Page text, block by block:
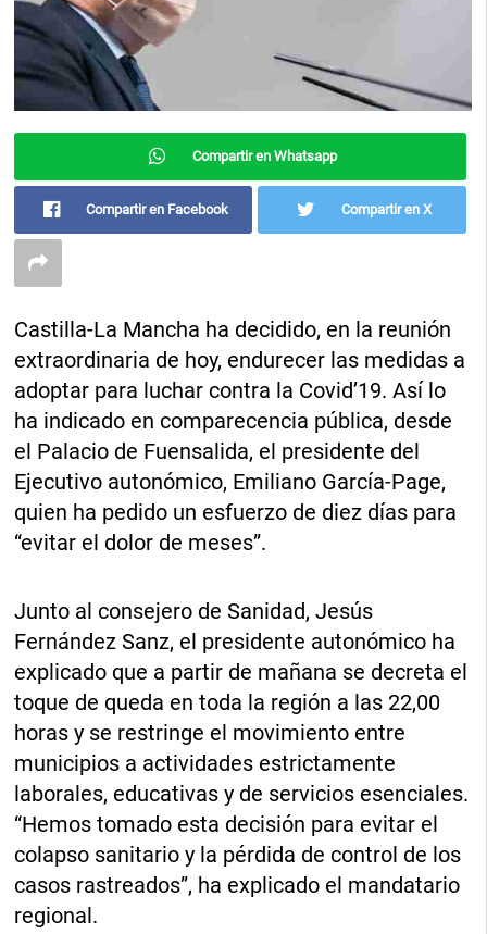
Compartir en Whatsapp
Compartir en Facebook Compartir en X
Castilla-La Mancha ha decidido, en la reunión
extraordinaria de hoy, endurecer las medidas a
adoptar para luchar contra la Covid’19. Así lo
ha indicado en comparecencia pública, desde
el Palacio de Fuensalida, el presidente del
Ejecutivo autonómico, Emiliano García-Page,
quien ha pedido un esfuerzo de diez días para
“evitar el dolor de meses”.
Junto al consejero de Sanidad, Jesús
Fernández Sanz, el presidente autonómico ha
explicado que a partir de mañana se decreta el
toque de queda en toda la región a las 22,00
horas y se restringe el movimiento entre
municipios a actividades estrictamente
laborales, educativas y de servicios esenciales.
“Hemos tomado esta decisión para evitar el
colapso sanitario y la pérdida de control de los
casos rastreados”, ha explicado el mandatario
regional.